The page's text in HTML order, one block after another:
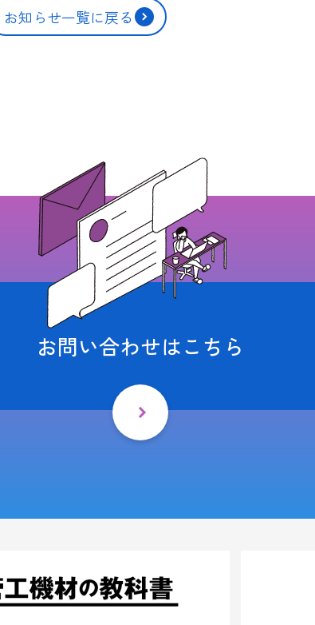
お知らせ一覧に戻る
お問い合わせはこちら